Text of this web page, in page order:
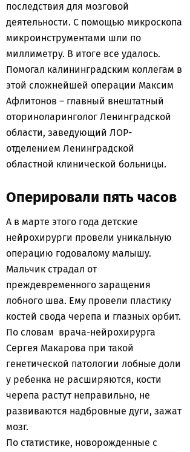
последствия для мозговой
деятельности. С помощью микроскопа
микроинструментами шли по
миллиметру. В итоге все удалось.
Помогал калининградским коллегам в
этой сложнейшей операции Максим
Афлитонов – главный внештатный
оториноларинголог Ленинградской
области, заведующий ЛОР-
отделением Ленинградской
областной клинической больницы.
Оперировали пять часов
А в марте этого года детские
нейрохирурги провели уникальную
операцию годовалому малышу.
Мальчик страдал от
преждевременного заращения
лобного шва. Ему провели пластику
костей свода черепа и глазных орбит.
По словам врача-нейрохирурга
Сергея Макарова при такой
генетической патологии лобные доли
у ребенка не расширяются, кости
черепа растут неправильно, не
развиваются надбровные дуги, зажат
мозг.
По статистике, новорожденные с